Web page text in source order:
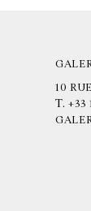
10
T. +33